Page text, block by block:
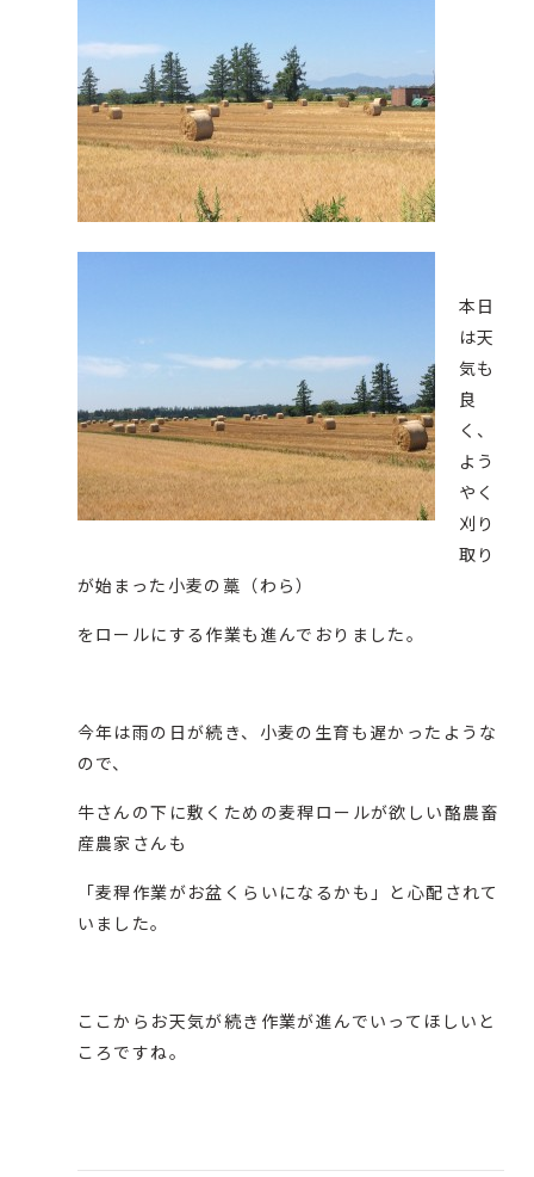
本日
は天
気も
良
く、
よう
やく
刈り
取り
が始まった小麦の藁（わら）
をロールにする作業も進んでおりました。
今年は雨の日が続き、小麦の生育も遅かったような
ので、
牛さんの下に敷くための麦稈ロールが欲しい酪農畜
産農家さんも
「麦稈作業がお盆くらいになるかも」と心配されて
いました。
ここからお天気が続き作業が進んでいってほしいと
ころですね。